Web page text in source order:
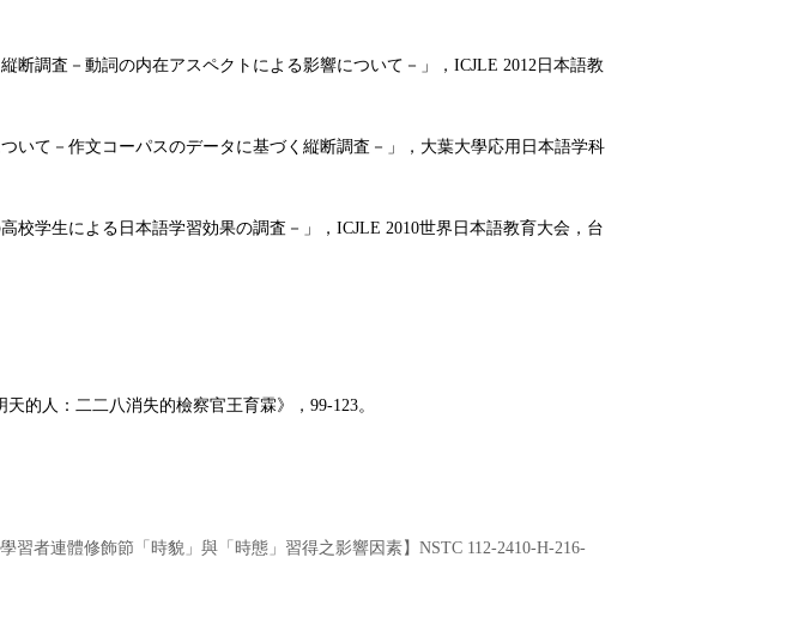
断調査 － 動詞の内在アスペクトによる影響について － 」，ICJLE 2012日本語教
いて － 作文コーパスのデータに基づく縦断調査 － 」，大葉大學応用日本語学科
校学生による日本語学習効果の調査 － 」，ICJLE 2010世界日本語教育大会，台
的人：二二八消失的檢察官王育霖》， 99-123。
習者連體修飾節「時貌」與「時態」習得之影響因素】NSTC 112-2410-H-216-